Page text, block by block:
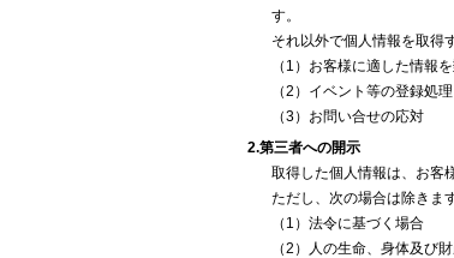
す。
それ以外で個人情報を取得
（1）お客様に適した情報
（2）イベント等の登録処理
（3）お問い合せの応対
2.第三者への開示
取得した個人情報は、お客
ただし、次の場合は除きます
（1）法令に基づく場合
（2）人の生命、身体及び